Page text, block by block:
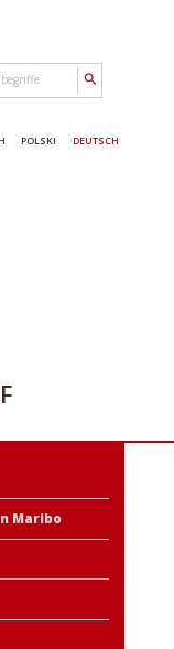
search
DEUTSCH
POLSKI
Maribo